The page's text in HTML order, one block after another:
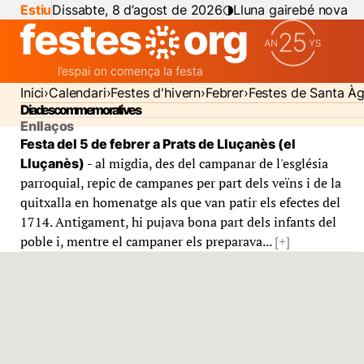
EstiuDissabte, 8 d’agost de 2026 Lluna gairebé nova
Inici Calendari Festes d'hivern Febrer Festes de Santa
Diades commemoratives
Enllaços
Festa del 5 de febrer a Prats de Lluçanès (el
Lluçanès) - al migdia, des del campanar de l'església
parroquial, repic de campanes per part dels veïns i de la
quitxalla en homenatge als que van patir els efectes del
1714. Antigament, hi pujava bona part dels infants del
poble i, mentre el campaner els preparava...[+]